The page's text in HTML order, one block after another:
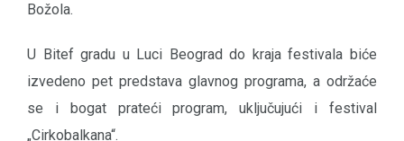
Božola.
U Bitef gradu u Luci Beograd do kraja festivala biće
izvedeno pet predstava glavnog programa, a održaće
se i bogat prateći program, uključujući i festival
„Cirkobalkana“.